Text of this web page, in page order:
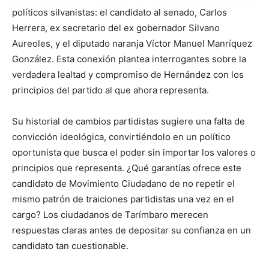
políticos silvanistas: el candidato al senado, Carlos
Herrera, ex secretario del ex gobernador Silvano
Aureoles, y el diputado naranja Víctor Manuel Manríquez
González. Esta conexión plantea interrogantes sobre la
verdadera lealtad y compromiso de Hernández con los
principios del partido al que ahora representa.
Su historial de cambios partidistas sugiere una falta de
convicción ideológica, convirtiéndolo en un político
oportunista que busca el poder sin importar los valores o
principios que representa. ¿Qué garantías ofrece este
candidato de Movimiento Ciudadano de no repetir el
mismo patrón de traiciones partidistas una vez en el
cargo? Los ciudadanos de Tarímbaro merecen
respuestas claras antes de depositar su confianza en un
candidato tan cuestionable.